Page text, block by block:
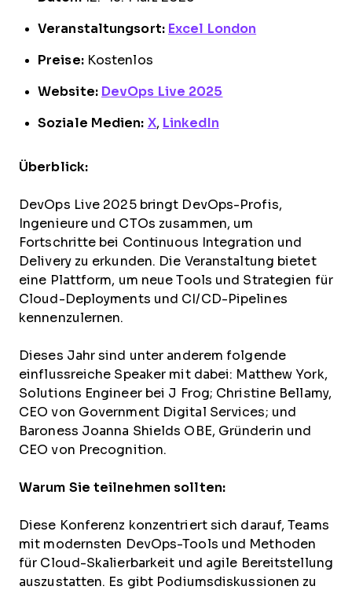
Veranstaltungsort: Excel London
Preise: Kostenlos
Website: DevOps Live 2025
Soziale Medien: X, LinkedIn
Überblick:
DevOps Live 2025 bringt DevOps-Profis,
Ingenieure und CTOs zusammen, um
Fortschritte bei Continuous Integration und
Delivery zu erkunden. Die Veranstaltung bietet
eine Plattform, um neue Tools und Strategien für
Cloud-Deployments und CI/CD-Pipelines
kennenzulernen.
Dieses Jahr sind unter anderem folgende
einflussreiche Speaker mit dabei: Matthew York,
Solutions Engineer bei J Frog; Christine Bellamy,
CEO von Government Digital Services; und
Baroness Joanna Shields OBE, Gründerin und
CEO von Precognition.
Warum Sie teilnehmen sollten:
Diese Konferenz konzentriert sich darauf, Teams
mit modernsten DevOps-Tools und Methoden
für Cloud-Skalierbarkeit und agile Bereitstellung
auszustatten. Es gibt Podiumsdiskussionen zu